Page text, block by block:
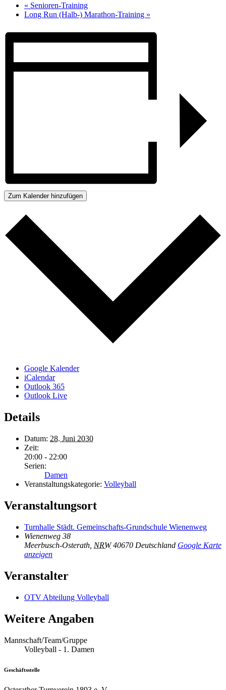
« Senioren-Training
Long Run (Halb-) Marathon-Training »
Zum Kalender hinzufügen
Google Kalender
iCalendar
Outlook 365
Outlook Live
Details
Datum: 28. Juni 2030
Zeit:
20:00 - 22:00
Serien:
Damen
Veranstaltungskategorie: Volleyball
Veranstaltungsort
Turnhalle Städt. Gemeinschafts-Grundschule Wienenweg
Wienenweg 38
Meerbusch-Osterath NRW 40670 Deutschland Google Karte
anzeigen
Veranstalter
OTV Abteilung Volleyball
Weitere Angaben
Mannschaft/Team/Gruppe
Volleyball - 1. Damen
Geschäftsstelle